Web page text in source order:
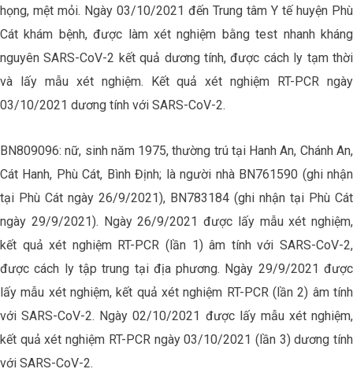
họng, mệt mỏi. Ngày 03/10/2021 đến Trung tâm Y tế huyện Phù
Cát khám bệnh, được làm xét nghiệm bằng test nhanh kháng
nguyên SARS-CoV-2 kết quả dương tính, được cách ly tạm thời
và lấy mẫu xét nghiệm. Kết quả xét nghiệm RT-PCR ngày
03/10/2021 dương tính với SARS-CoV-2.
BN809096: nữ, sinh năm 1975, thường trú tại Hanh An, Chánh An,
Cát Hanh, Phù Cát, Bình Định; là người nhà BN761590 (ghi nhận
tại Phù Cát ngày 26/9/2021), BN783184 (ghi nhận tại Phù Cát
ngày 29/9/2021). Ngày 26/9/2021 được lấy mẫu xét nghiệm,
kết quả xét nghiệm RT-PCR (lần 1) âm tính với SARS-CoV-2,
được cách ly tập trung tại địa phương. Ngày 29/9/2021 được
lấy mẫu xét nghiệm, kết quả xét nghiệm RT-PCR (lần 2) âm tính
với SARS-CoV-2. Ngày 02/10/2021 được lấy mẫu xét nghiệm,
kết quả xét nghiệm RT-PCR ngày 03/10/2021 (lần 3) dương tính
với SARS-CoV-2.